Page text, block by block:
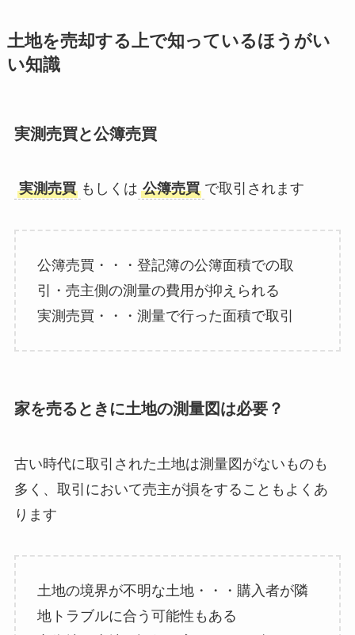
土地を売却する上で知っているほうがい
い知識
実測売買と公簿売買
実測売買 もしくは 公簿売買 で取引されます
公簿売買・・・登記簿の公簿面積での取
引・売主側の測量の費用が抑えられる
実測売買・・・測量で行った面積で取引
家を売るときに土地の測量図は必要？
古い時代に取引された土地は測量図がないものも
多く、取引において売主が損をすることもよくあ
ります
土地の境界が不明な土地・・・購入者が隣
地トラブルに合う可能性もある